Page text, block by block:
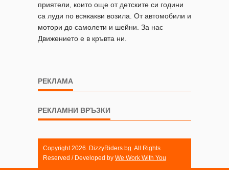
приятели, които още от детските си години
са луди по всякакви возила. От автомобили и
мотори до самолети и шейни. За нас
Движението е в кръвта ни.
РЕКЛАМА
РЕКЛАМНИ ВРЪЗКИ
Copyright 2026. DizzyRiders.bg. All Rights
Reserved / Developed by We Work With You